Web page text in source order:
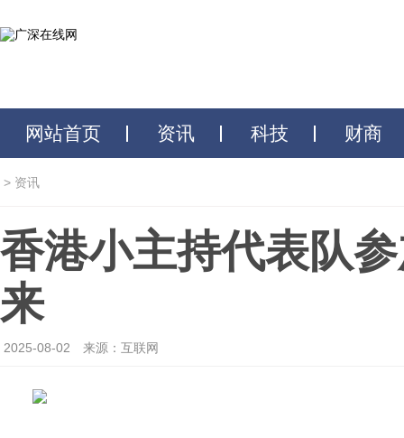
网站首页 资讯 科技 财商
> 资讯
香港小主持代表队
来
2025-08-02 来源：互联网